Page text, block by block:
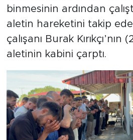
binmesinin ardından
aletin hareketini takip
çalışanı Burak
aletinin kabini çarptı.